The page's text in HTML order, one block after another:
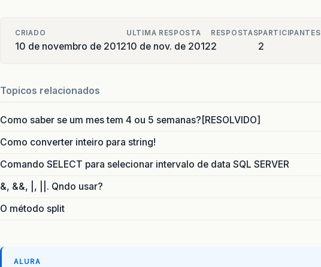
CRIADO
10 de novembro de 2012
ULTIMA RESPOSTA
10 de nov. de 2012
RESPOSTAS
2
PARTICIPANTES
2
Topicos relacionados
Como saber se um mes tem 4 ou 5 semanas?[RESOLVIDO]
Como converter inteiro para string!
Comando SELECT para selecionar intervalo de data SQL SERVER
&, &&, |, ||. Qndo usar?
O método split
ALURA